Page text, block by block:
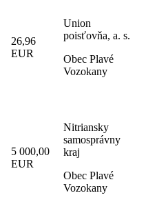
26,96
EUR
Union
poisťovňa, a. s.
Obec Plavé
Vozokany
5 000,00
EUR
Nitriansky
samosprávny
kraj
Obec Plavé
Vozokany